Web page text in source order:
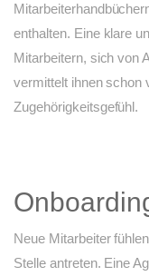
enthalten. Eine klare
Mitarbeitern, sich von
vermittelt ihnen schon
Zugehörigkeitsgefühl.
Neue Mitarbeiter
Stelle antreten. Eine